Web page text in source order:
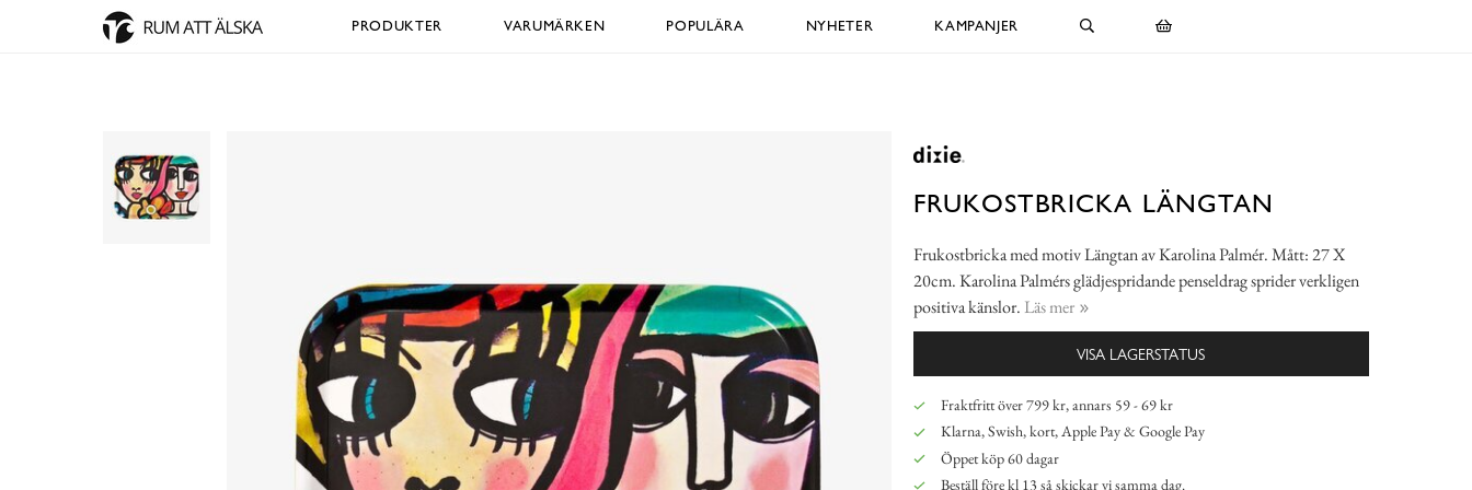
PRODUKTER VARUMÄRKEN POPULÄRA NYHETER KAMPANJER
FRUKOSTBRICKA LÄNGTAN
Frukostbricka med motiv Längtan av Karolina Palmér. Mått: 27 X
20cm. Karolina Palmérs glädjespridande penseldrag sprider verkligen
positiva känslor. Läs mer
VISA LAGERSTATUS
Fraktfritt över 799 kr, annars 59 - 69 kr
Klarna, Swish, kort, Apple Pay & Google Pay
Öppet köp 60 dagar
Beställ före kl 13 så skickar vi samma dag.